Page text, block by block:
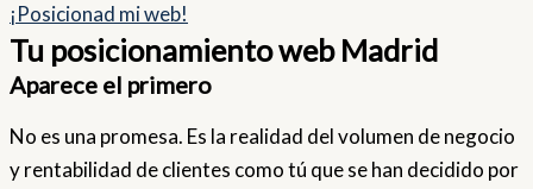
¡Posicionad mi web!
Tu posicionamiento web Madrid
Aparece el primero
No es una promesa. Es la realidad del volumen de negocio
y rentabilidad de clientes como tú que se han decidido por